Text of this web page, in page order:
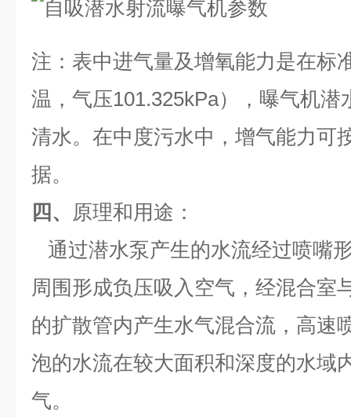
注：表中进气量及增氧能力是在标
温，气压101.325kPa），曝气机
清水。在中度污水中，增气能力可
据。
四、 原理和用途 ：
通过潜水泵产生的水流经过喷嘴
周围形成负压吸入空气，经混合室
的扩散管内产生水气混合流，高速
泡的水流在较大面积和深度的水域
气。